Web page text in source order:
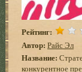
Рейтинг:
Автор: Райс Эл
Название:
конкурентное